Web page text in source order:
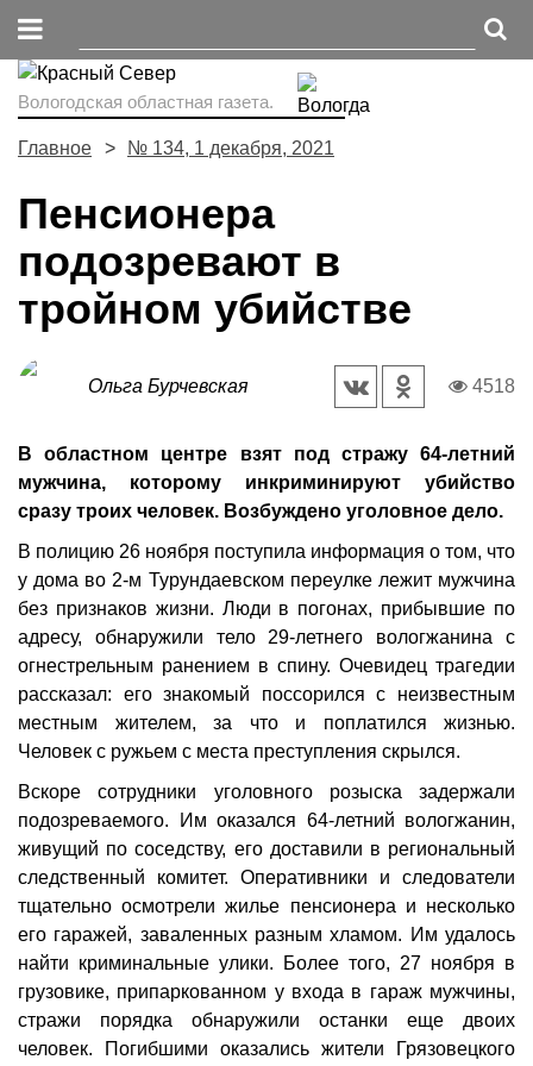
Вологодская областная газета.
Главное № 134, 1 декабря, 2021
Пенсионера
подозревают в
тройном убийстве
Ольга Бурчевская 4518
В областном центре взят под стражу 64-летний
мужчина, которому инкриминируют убийство
сразу троих человек. Возбуждено уголовное дело.
В полицию 26 ноября поступила информация о том, что
у дома во 2-м Турундаевском переулке лежит мужчина
без признаков жизни. Люди в погонах, прибывшие по
адресу, обнаружили тело 29-летнего вологжанина с
огнестрельным ранением в спину. Очевидец трагедии
рассказал: его знакомый поссорился с неизвестным
местным жителем, за что и поплатился жизнью.
Человек с ружьем с места преступления скрылся.
Вскоре сотрудники уголовного розыска задержали
подозреваемого. Им оказался 64-летний вологжанин,
живущий по соседству, его доставили в региональный
следственный комитет. Оперативники и следователи
тщательно осмотрели жилье пенсионера и несколько
его гаражей, заваленных разным хламом. Им удалось
найти криминальные улики. Более того, 27 ноября в
грузовике, припаркованном у входа в гараж мужчины,
стражи порядка обнаружили останки еще двоих
человек. Погибшими оказались жители Грязовецкого